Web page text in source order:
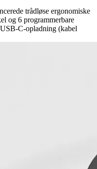
trådløse ergonomiske
og 6 programmerbare
C-opladning (kabel